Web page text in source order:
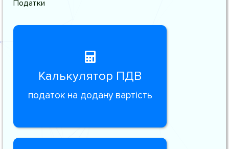
Податки
Калькулятор ПДВ
податок на додану вартість